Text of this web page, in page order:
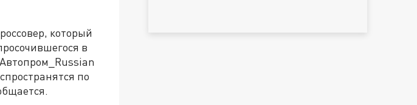
который
в
по